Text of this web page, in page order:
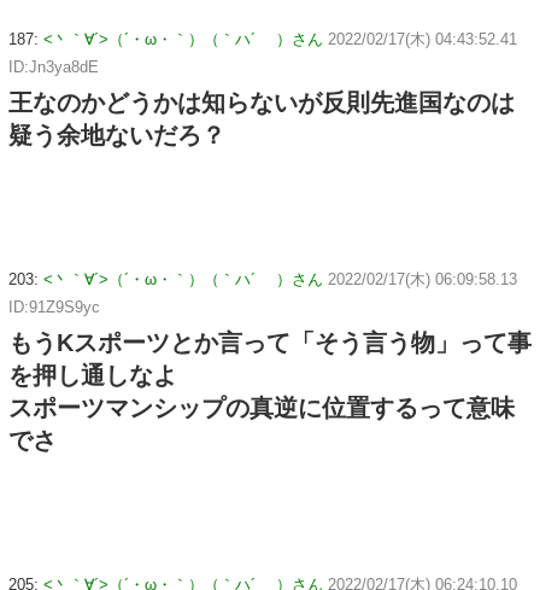
187: <丶｀∀´>（´・ω・｀）（｀ハ´ ）さん 2022/02/17(木) 04:43:52.41
ID:Jn3ya8dE
王なのかどうかは知らないが反則先進国なのは
疑う余地ないだろ？
203: <丶｀∀´>（´・ω・｀）（｀ハ´ ）さん 2022/02/17(木) 06:09:58.13
ID:91Z9S9yc
もうKスポーツとか言って「そう言う物」って事
を押し通しなよ
スポーツマンシップの真逆に位置するって意味
でさ
205: <丶｀∀´>（´・ω・｀）（｀ハ´ ）さん 2022/02/17(木) 06:24:10.10